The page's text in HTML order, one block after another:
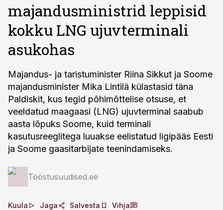
majandusministrid leppisid
kokku LNG ujuvterminali
asukohas
Majandus- ja taristuminister Riina Sikkut ja Soome
majandusminister Mika Lintilä külastasid täna
Paldiskit, kus tegid põhimõttelise otsuse, et
veeldatud maagaasi (LNG) ujuvterminal saabub
aasta lõpuks Soome, kuid terminali
kasutusreeglitega luuakse eelistatud ligipääs Eesti
ja Soome gaasitarbijate teenindamiseks.
Tööstusuudised.ee
Kuula Jaga Salvesta Vihja